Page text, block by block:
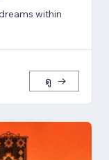
within
ดู